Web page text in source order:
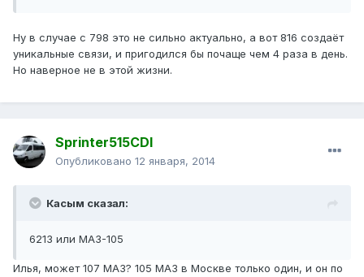
Ну в случае с 798 это не сильно актуально, а вот 816 создаёт
уникальные связи, и пригодился бы почаще чем 4 раза в день.
Но наверное не в этой жизни.
Sprinter515CDI
Опубликовано 12 января, 2014
Касым сказал:
6213 или МАЗ-105
Илья, может 107 МАЗ? 105 МАЗ в Москве только один, и он по